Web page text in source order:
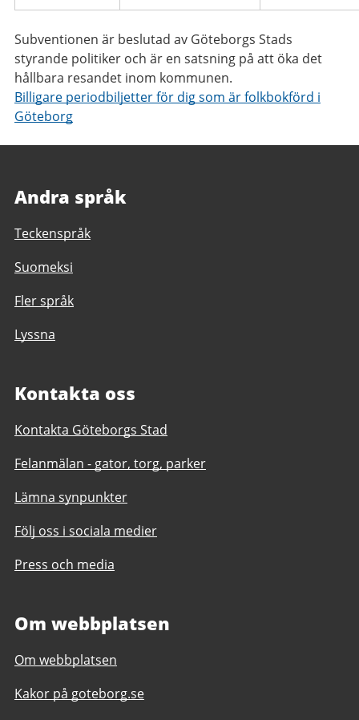
Subventionen är beslutad av Göteborgs Stads
styrande politiker och är en satsning på att öka det
hållbara resandet inom kommunen.
Billigare periodbiljetter för dig som är folkbokförd i
Göteborg
Andra språk
Teckenspråk
Suomeksi
Fler språk
Lyssna
Kontakta oss
Kontakta Göteborgs Stad
Felanmälan - gator, torg, parker
Lämna synpunkter
Följ oss i sociala medier
Press och media
Om webbplatsen
Om webbplatsen
Kakor på goteborg.se